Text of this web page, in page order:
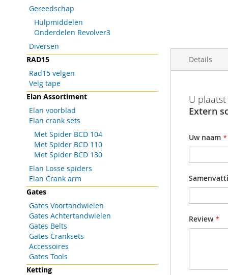
naar
begin
afbeeldingen-
gallerij
Details
De
Bij het
informatie
Barcode
U
Extern
Uw naam
Review
Gereedschap
Hulpmiddelen
Onderdelen Revolver3
Diversen
RAD15
Rad15 velgen
Velg tape
Elan Assortiment
Elan voorblad
Elan crank sets
Met Spider BCD 104
Met Spider BCD 110
Met Spider BCD 130
Elan Losse spiders
Elan Crank arm
Gates
Gates Voortandwielen
Gates Achtertandwielen
Gates Belts
Gates Cranksets
Accessoires
Gates Tools
Ketting